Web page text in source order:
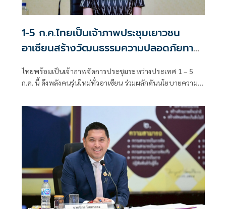
1-5 ก.ค.ไทยเป็นเจ้าภาพประชุมเยาวชน
อาเซียนสร้างวัฒนธรรมความปลอดภัยทาง
ไทยพร้อมเป็นเจ้าภาพจัดการประชุมระหว่างประเทศ 1 – 5
ก.ค. นี้ ดึงพลังคนรุ่นใหม่ทั่วอาเซียน ร่วมผลักดันนโยบายความ